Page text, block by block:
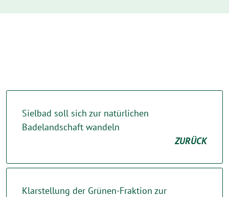
Sielbad soll sich zur natürlichen
Badelandschaft wandeln
ZURÜCK
Klarstellung der Grünen-Fraktion zur